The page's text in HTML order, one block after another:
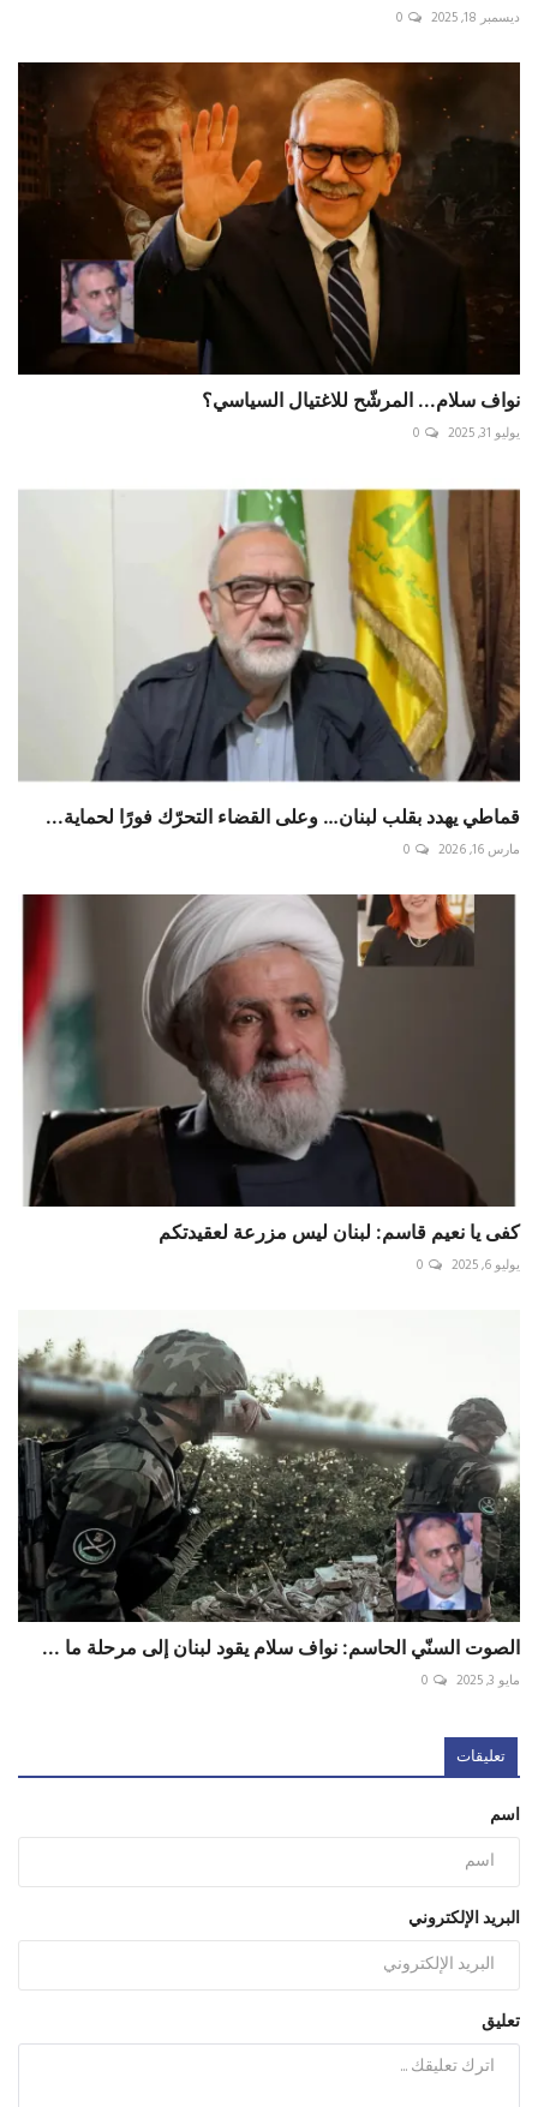
ديسمبر 18, 2025 0
نواف سلام... المرشّح للاغتيال السياسي؟
يوليو 31, 2025 0
قماطي يهدد بقلب لبنان… وعلى القضاء التحرّك فورًا لحماية...
مارس 16, 2026 0
يوليو 6, 2025 0
الصوت السنّي الحاسم: نواف سلام يقود لبنان إلى مرحلة ما ...
مايو 3, 2025 0
تعليقات
اسم
البريد الإلكتروني
تعليق